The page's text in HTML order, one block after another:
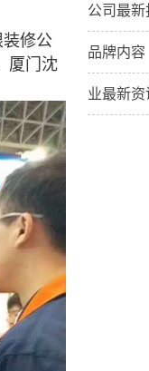
修公
厦门沈
公司最新
品牌内容
业最新资